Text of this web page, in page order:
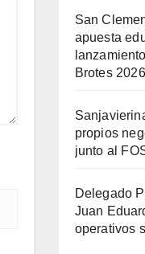
San
apuesta
Brotes 2026
propios
junto al
Delegado
Juan
operativos